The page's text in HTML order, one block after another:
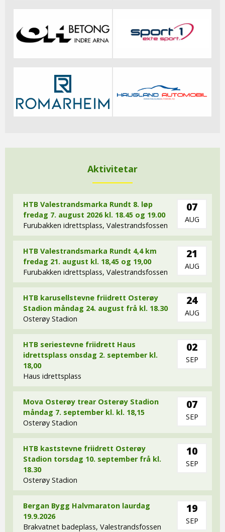
Aktivitetar
HTB Valestrandsmarka Rundt 8. løp
fredag 7. august 2026 kl. 18.45 og 19.00
Furubakken idrettsplass, Valestrandsfossen
07
AUG
HTB Valestrandsmarka Rundt 4,4 km
fredag 21. august kl. 18,45 og 19,00
Furubakken idrettsplass, Valestrandsfossen
21
AUG
HTB karusellstevne friidrett Osterøy
Stadion måndag 24. august frå kl. 18.30
Osterøy Stadion
24
AUG
HTB seriestevne friidrett Haus
idrettsplass onsdag 2. september kl.
18,00
Haus idrettsplass
02
SEP
Mova Osterøy trear Osterøy Stadion
måndag 7. september kl. kl. 18,15
Osterøy Stadion
07
SEP
HTB kaststevne friidrett Osterøy
Stadion torsdag 10. september frå kl.
18.30
Osterøy Stadion
10
SEP
Bergan Bygg Halvmaraton laurdag
19.9.2026
Brakvatnet badeplass, Valestrandsfossen
19
SEP